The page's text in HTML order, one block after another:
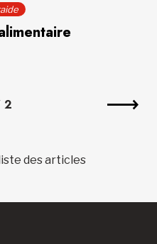
2
des articles